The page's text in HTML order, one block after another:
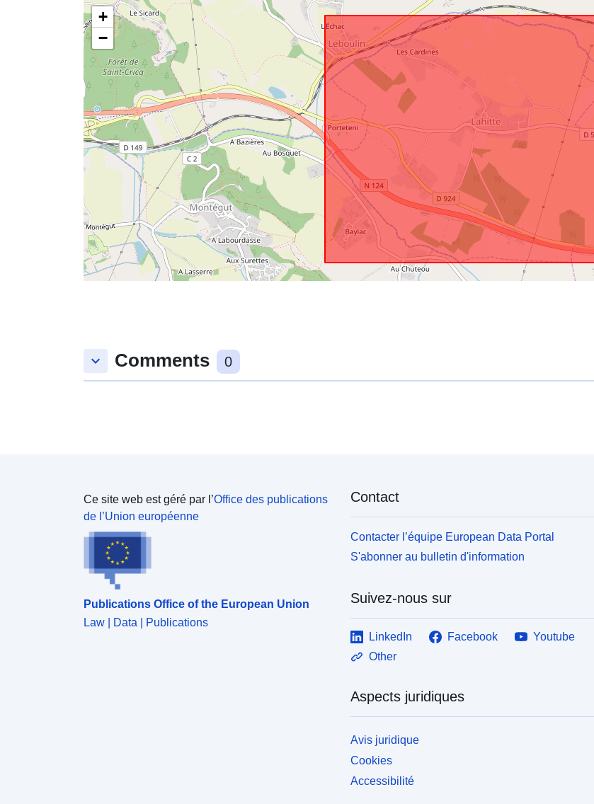
+
−
uriRef:
keyboard_arrow_down Comments 0
Ce site web est géré par l’Office des publications
de l’Union européenne
Publications Office of the European Union
Law | Data | Publications
Contact
Contacter l’équipe European Data Portal
S'abonner au bulletin d'information
Suivez-nous sur
LinkedIn Facebook
Youtube
Other
Aspects juridiques
Avis juridique
Cookies
Accessibilité